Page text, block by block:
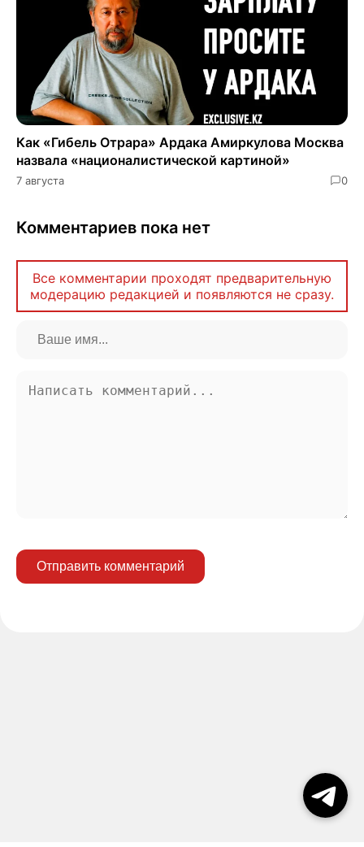
Как «Гибель Отрара» Ардака Амиркулова Москва
назвала «националистической картиной»
7 августа 0
Комментариев пока нет
Все комментарии проходят предварительную
модерацию редакцией и появляются не сразу.
Отправить комментарий